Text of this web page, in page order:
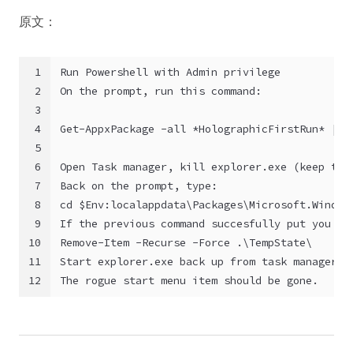
原文：
1
2
3
4
5
6
7
8
9
10
11
12
Run Powershell with Admin privilege
On the prompt, run this command:
Get-AppxPackage -all *HolographicFirstRun* |
Open Task manager, kill explorer.exe (keep
Back on the prompt, type:
cd
If the previous command succesfully put you
Remove-Item -Recurse -Force .\TempState\
Start explorer.exe back up from task manager
The rogue start menu item should be gone.